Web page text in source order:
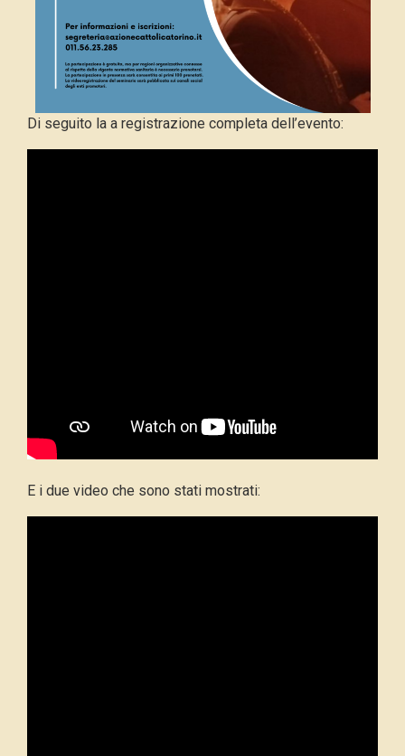
Di seguito la a registrazione completa dell’evento:
E i due video che sono stati mostrati: